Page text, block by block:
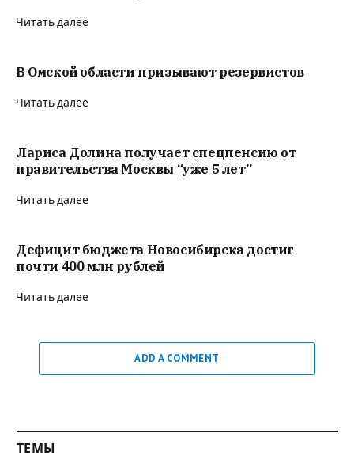
Читать далее
В Омской области призывают резервистов
Читать далее
Лариса Долина получает спецпенсию от
правительства Москвы “уже 5 лет”
Читать далее
Дефицит бюджета Новосибирска достиг
почти 400 млн рублей
Читать далее
ADD A COMMENT
ТЕМЫ